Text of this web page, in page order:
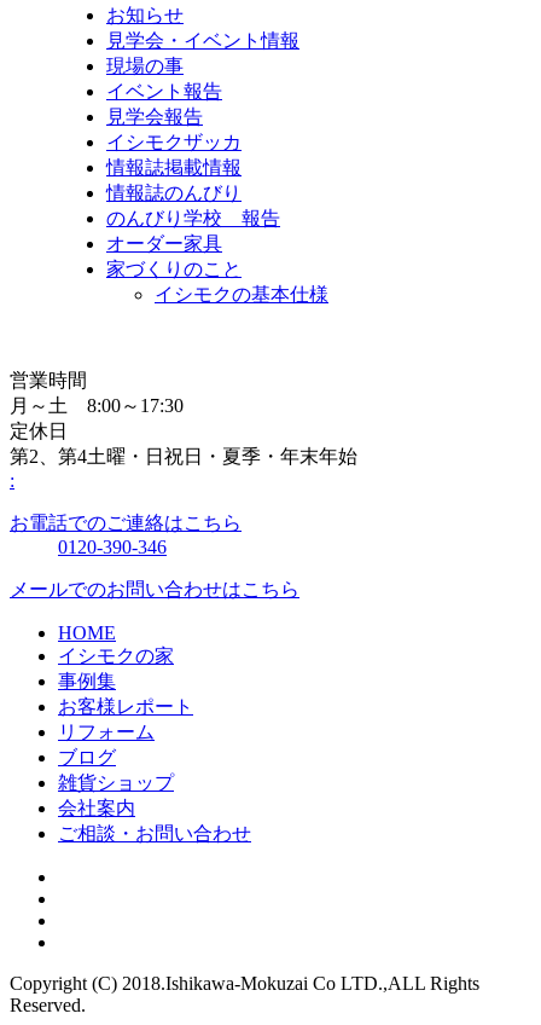
お知らせ
見学会・イベント情報
現場の事
イベント報告
見学会報告
イシモクザッカ
情報誌掲載情報
情報誌のんびり
のんびり学校 報告
オーダー家具
家づくりのこと
イシモクの基本仕様
営業時間
月～土 8:00～17:30
定休日
第2、第4土曜・日祝日・夏季・年末年始
:
お電話でのご連絡はこちら
0120-390-346
メールでのお問い合わせはこちら
HOME
イシモクの家
事例集
お客様レポート
リフォーム
ブログ
雑貨ショップ
会社案内
ご相談・お問い合わせ
Copyright (C) 2018.Ishikawa-Mokuzai Co LTD.,ALL Rights
Reserved.